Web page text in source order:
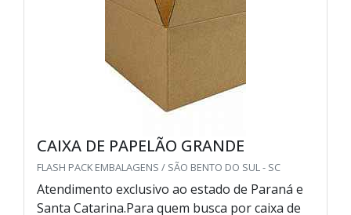
CAIXA DE PAPELÃO GRANDE
FLASH PACK EMBALAGENS / SÃO BENTO DO SUL - SC
Atendimento exclusivo ao estado de Paraná e
Santa Catarina.Para quem busca por caixa de